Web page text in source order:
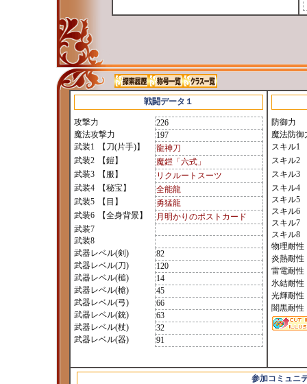
戦闘データ１
攻撃力
226
魔法攻撃力
197
武装1
【刀(片手)】
龍神刀
武装2
【鎧】
魔鎧「六式」
武装3
【服】
リクルートスーツ
武装4
【秘宝】
全能龍
武装5
【目】
勇猛龍
武装6
【全身背景】
月明かりのポストカード
武装7
武装8
武器レベル(剣)
82
武器レベル(刀)
120
武器レベル(槌)
14
武器レベル(槍)
45
武器レベル(弓)
66
武器レベル(銃)
63
武器レベル(杖)
32
武器レベル(器)
91
防御力
魔法防御
スキル1
スキル2
スキル3
スキル4
スキル5
スキル6
スキル7
スキル8
物理耐性
炎熱耐性
雷電耐性
氷結耐性
光輝耐性
闇黒耐性
参加コミュニ